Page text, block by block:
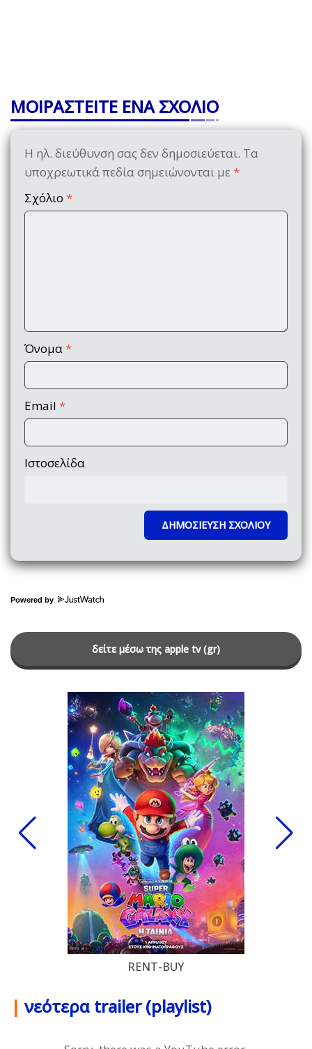
ΜΟΙΡΑΣΤΕΙΤΕ ΕΝΑ ΣΧΟΛΙΟ
Η ηλ. διεύθυνση σας δεν δημοσιεύεται. Τα
υποχρεωτικά πεδία σημειώνονται με *
Σχόλιο *
Όνομα *
Email *
Ιστοσελίδα
Powered by
δείτε μέσω της apple tv (gr)
RENT-BUY
| νεότερα trailer (playlist)